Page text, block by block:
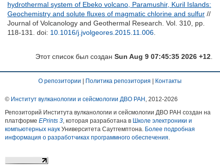
hydrothermal system of Ebeko volcano, Paramushir, Kuril Islands:
Geochemistry and solute fluxes of magmatic chlorine and sulfur //
Journal of Volcanology and Geothermal Research. Vol. 310, pp.
118-131. doi: 10.1016/j.jvolgeores.2015.11.006
Этот список был создан Sun Aug 9 07:45:35 2026 +12
О репозитории Политика репозитория Контакты
© Институт вулканологии и сейсмологии ДВО РАН , 2012-2026
Репозиторий Института вулканологии и сейсмологии ДВО РАН создан на
платформе EPrints 3, которая разработана в Школе электроники и
компьютерных наук Университета Саутгемптона. Более подробная
информация о разработчиках программного обеспечения.